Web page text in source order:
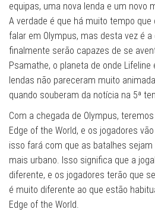
equipas, uma nova lenda e um novo
A verdade é que há muito tempo
falar em Olympus, mas desta vez é
finalmente serão capazes de se
Psamathe, o planeta de onde
lendas não pareceram muito
quando souberam da notícia na 5ª
Com a chegada de Olympus,
Edge of the World, e os jogadores
isso fará com que as batalhes
mais urbano. Isso significa que a
diferente, e os jogadores terão que
é muito diferente ao que estão
Edge of the World.